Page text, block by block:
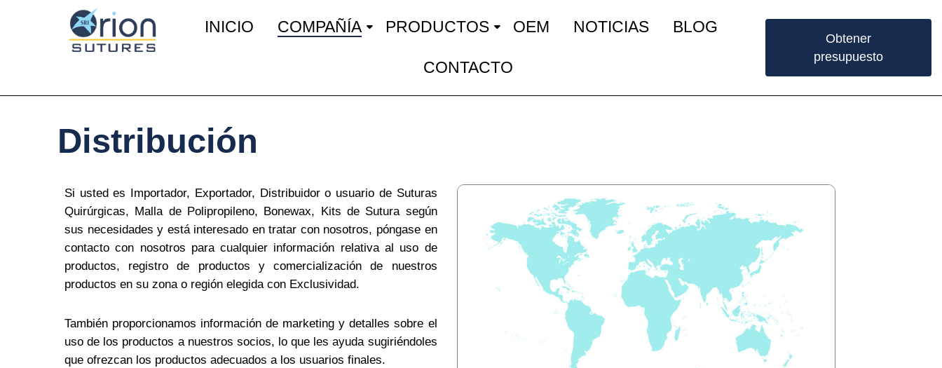
INICIO COMPAÑÍA PRODUCTOS OEM NOTICIAS BLOG
CONTACTO
Obtener
presupuesto
Nombre *
Distribución
Si usted es Importador, Exportador, Distribuidor o usuario de Suturas
Quirúrgicas, Malla de Polipropileno, Bonewax, Kits de Sutura según
sus necesidades y está interesado en tratar con nosotros, póngase en
contacto con nosotros para cualquier información relativa al uso de
productos, registro de productos y comercialización de nuestros
productos en su zona o región elegida con Exclusividad.
También proporcionamos información de marketing y detalles sobre el
uso de los productos a nuestros socios, lo que les ayuda sugiriéndoles
que ofrezcan los productos adecuados a los usuarios finales.